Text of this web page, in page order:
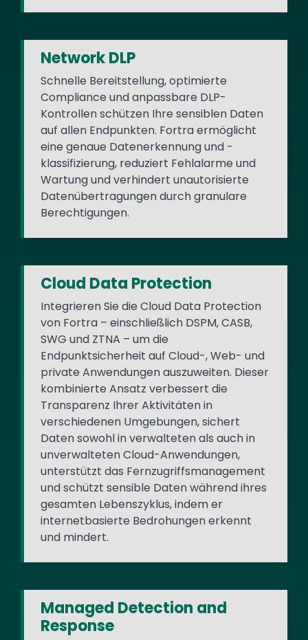
Network DLP
Schnelle Bereitstellung, optimierte
Compliance und anpassbare DLP-
Kontrollen schützen Ihre sensiblen Daten
auf allen Endpunkten. Fortra ermöglicht
eine genaue Datenerkennung und -
klassifizierung, reduziert Fehlalarme und
Wartung und verhindert unautorisierte
Datenübertragungen durch granulare
Berechtigungen.
Cloud Data Protection
Integrieren Sie die Cloud Data Protection
von Fortra – einschließlich DSPM, CASB,
SWG und ZTNA – um die
Endpunktsicherheit auf Cloud-, Web- und
private Anwendungen auszuweiten. Dieser
kombinierte Ansatz verbessert die
Transparenz Ihrer Aktivitäten in
verschiedenen Umgebungen, sichert
Daten sowohl in verwalteten als auch in
unverwalteten Cloud-Anwendungen,
unterstützt das Fernzugriffsmanagement
und schützt sensible Daten während ihres
gesamten Lebenszyklus, indem er
internetbasierte Bedrohungen erkennt
und mindert.
Managed Detection and
Response